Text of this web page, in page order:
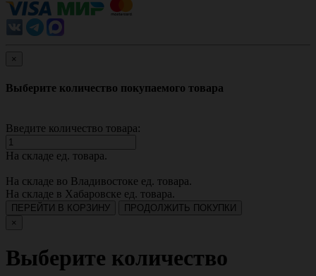
×
Выберите количество покупаемого товара
Введите количество товара:
На складе ед. товара.
На складе во Владивостоке ед. товара.
На складе в Хабаровске ед. товара.
ПЕРЕЙТИ В КОРЗИНУ
ПРОДОЛЖИТЬ ПОКУПКИ
×
Выберите количество